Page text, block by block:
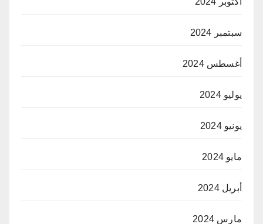
سبتمبر 2024
أغسطس 2024
يوليو 2024
يونيو 2024
مايو 2024
أبريل 2024
مارس 2024